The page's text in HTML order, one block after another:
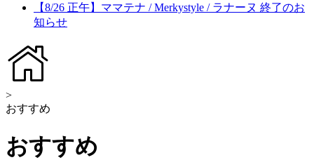
【8/26 正午】ママテナ / Merkystyle / ラナーヌ 終了のお
知らせ
>
おすすめ
おすすめ